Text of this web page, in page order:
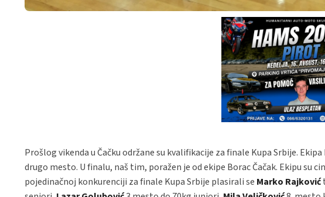
Prošlog vikenda u Čačku održane su kvalifikacije za finale Kupa Srbije.
drugo mesto. U finalu, naš tim, poražen je od ekipe Borac Čačak. Ekipu su
pojedinačnoj konkurenciji za finale Kupa Srbije plasirali se Marko Rajković